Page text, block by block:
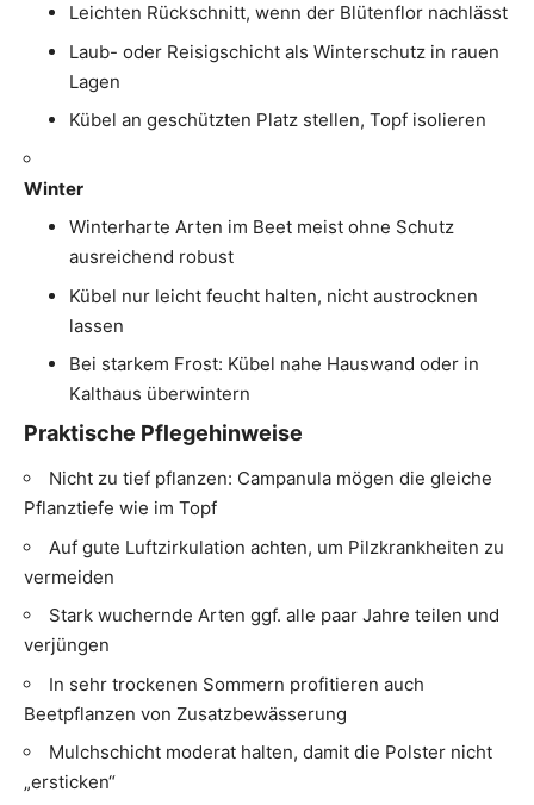
Leichten Rückschnitt, wenn der Blütenflor nachlässt
Laub- oder Reisigschicht als Winterschutz in rauen
Lagen
Kübel an geschützten Platz stellen, Topf isolieren
Winter
Winterharte Arten im Beet meist ohne Schutz
ausreichend robust
Kübel nur leicht feucht halten, nicht austrocknen
lassen
Bei starkem Frost: Kübel nahe Hauswand oder in
Kalthaus überwintern
Praktische Pflegehinweise
Nicht zu tief pflanzen: Campanula mögen die gleiche
Pflanztiefe wie im Topf
Auf gute Luftzirkulation achten, um Pilzkrankheiten zu
vermeiden
Stark wuchernde Arten ggf. alle paar Jahre teilen und
verjüngen
In sehr trockenen Sommern profitieren auch
Beetpflanzen von Zusatzbewässerung
Mulchschicht moderat halten, damit die Polster nicht
„ersticken“